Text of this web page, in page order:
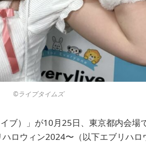
©︎ライブタイムズ
ブ）」が10月25日、東京都内会場
ハロウィン2024〜（以下エブリハ